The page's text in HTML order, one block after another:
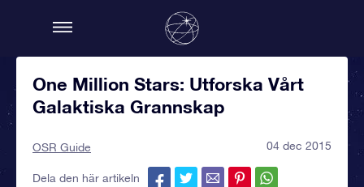
One Million Stars: Utforska Vårt
Galaktiska Grannskap
OSR Guide 04 dec 2015
Dela den här artikeln